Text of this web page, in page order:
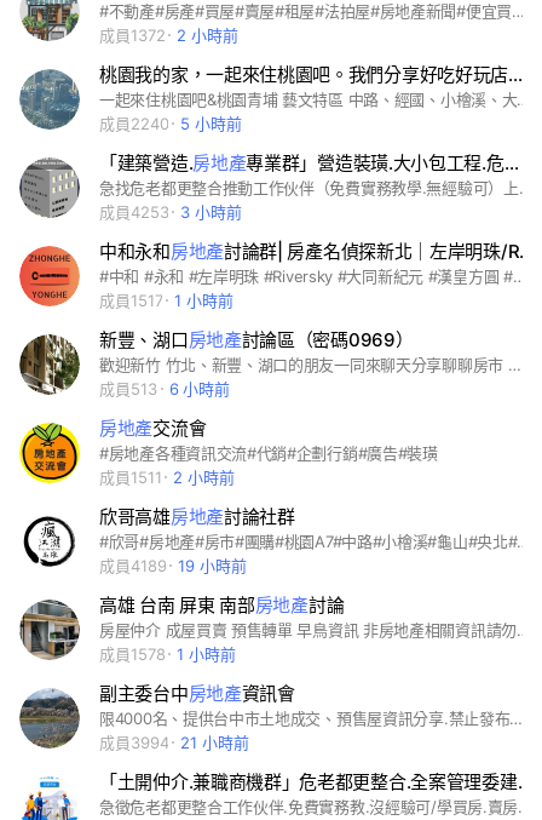
#不動產#房產#買屋#賣屋#租屋#法拍屋#房地產新聞#便宜買房#台北#新北#雙北#大台北#土地#租賃#包租#代管#危老#都更#商務講座
成員1372
2 小時前
桃園我的家，一起來住桃園吧。我們分享好吃好玩店家與
一起來住桃園吧&桃園青埔 藝文特區 中路、經國、小檜溪、大業大有、龍安@我愛桃園&房地產&好吃&好玩分享&桃園地區的景觀、娛樂、風俗民情
成員2240
5 小時前
「建築營造.房地產專業群」營造裝璜.大小包工程.危老都更.土開.公保地.重劃區.區段徵收土地
急找危老都更整合推動工作伙伴（免費實務教學.無經驗可）上中下游營造大小包工程/危老都更戶/ 危老都更推動師/老舊廠房/都更開發商/ 建築師. 估價師. 代書/建商合建/土開商仲/重劃區土地買賣/公設保留地/土地農地工業地/危老問題/都更法律規章 歡迎入群討論分享
成員4253
3 小時前
中和永和房地產討論群| 房產名偵探新北｜左岸明珠/RiverSky/豐森大境/昇陽國旭/冠德心禾匯
#中和 #永和 #左岸明珠 #Riversky #大同新紀元 #漢皇方圓 #漢皇 #漢皇永安 #將捷 #將捷mrt #堃達 #愛山林 #皇翔堡可夢 #國泰三井 #METROPARK #METAPARK #板南置業 #馥華 #大洋 #OPENCITY #集中討論 #國泰 #三井 #好市多 #新北市 #預售屋 #房地產 #看房 #房產 #賞屋 #討論 #交流 #海悅 #新聯陽 #甲桂林 #信義 #創意家 #甲山林 #早鳥 #預售 #房市
成員1517
1 小時前
新豐、湖口房地產討論區（密碼0969）
歡迎新竹 竹北、新豐、湖口的朋友一同來聊天分享聊聊房市 切忌網路找工作、投資新社群多為詐騙。 多思考多詢問，不要被詐騙了 #新豐#湖口#松林#山崎#忠孝#新豐火車站#湖口火車站#王爺壟#新湖口#湖口老街#新竹#竹北#房價#房市#買房#賣房#竹北火車站#竹北高鐵#竹北水岸#新埔#新豐鄉公所#新豐新庄子#新庄子#新庄子夜市#池府王爺廟#坪頂#福陽#浦和#維東#北湖車站#新豐租屋#湖口租屋#新豐買屋#竹北買屋#湖口買屋#坪頂重劃區#福陽重劃區#松林國小#松林學區#新豐火車站#住商不動產#大家房屋#永慶房屋#台慶房屋#信義房屋#有巢氏房屋#明星重劃區#上德湛#明星匯#富宇建設#明新樂#松林重劃區#山崎重劃區#忠孝重劃區#新竹房市#新豐房市#湖口訪視#王爺壟重劃區#新庄子重劃區
成員513
6 小時前
房地產交流會
#房地產各種資訊交流#代銷#企劃行銷#廣告#裝璜
成員1511
2 小時前
欣哥高雄房地產討論社群
#欣哥#房地產#房市#團購#桃園A7#中路#小檜溪#龜山#央北#新店#中壢#新竹#竹北#台中#水湳#14期#7期#單元十二#台74#台南#善化#新市#南科#安平#永康#高雄#美術館#農16#楠梓#岡山#左營#鳳山#台積電#中科#竹科#南科#不動產#建案#預售屋#中古屋#二手屋#建商#代銷#房仲#早鳥#首購#重劃區#興富發#惠宇#富宇#總太#高鐵#捷運#順天##達麗#北屯#西屯#南屯#
成員4189
19 小時前
高雄 台南 屏東 南部房地產討論
房屋仲介 成屋買賣 預售轉單 早鳥資訊 非房地產相關資訊請勿貼文 或發言 1.股票 外匯 虛擬貨幣NFT 網路賺錢 2.博弈 3.徵人資訊 兼職 4.情色 5.團購食品產品 以上資訊貼入立即刪除不另通知
成員1578
1 小時前
副主委台中房地產資訊會
限4000名、提供台中市土地成交、預售屋資訊分享.禁止發布與房地產無關訊息或土地與房屋買賣方需求、晚上12時至上午8時請勿貼文.請勿按貼圖、按讚。
成員3994
21 小時前
「土開仲介.兼職商機群」危老都更整合.全案管理委建合建.公保地.土地農地仲介.
急徵危老都更整合工作伙伴.免費實務教.沒經驗可/學買房.賣房.租屋.危老都更戶.屋主地主.委建合建 實務諮詢.危老推動師.建商營造廠.建築師律師代書.買屋.賣屋.出租代管 土地房地產 危老都更教學實務 法令規章 仲介法拍 買房賣房 歡迎討論分享